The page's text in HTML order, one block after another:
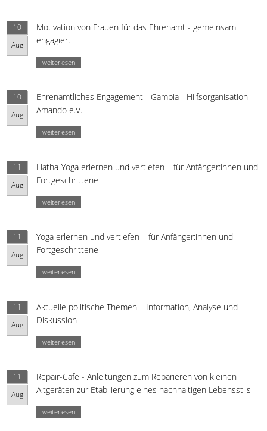
10
Aug
Motivation von Frauen für das Ehrenamt - gemeinsam
engagiert
weiterlesen
10
Aug
Ehrenamtliches Engagement - Gambia - Hilfsorganisation
Amando e.V.
weiterlesen
11
Aug
Hatha-Yoga erlernen und vertiefen – für Anfänger:innen und
Fortgeschrittene
weiterlesen
11
Aug
Yoga erlernen und vertiefen – für Anfänger:innen und
Fortgeschrittene
weiterlesen
11
Aug
Aktuelle politische Themen – Information, Analyse und
Diskussion
weiterlesen
11
Aug
Repair-Cafe - Anleitungen zum Reparieren von kleinen
Altgeräten zur Etabilierung eines nachhaltigen Lebensstils
weiterlesen